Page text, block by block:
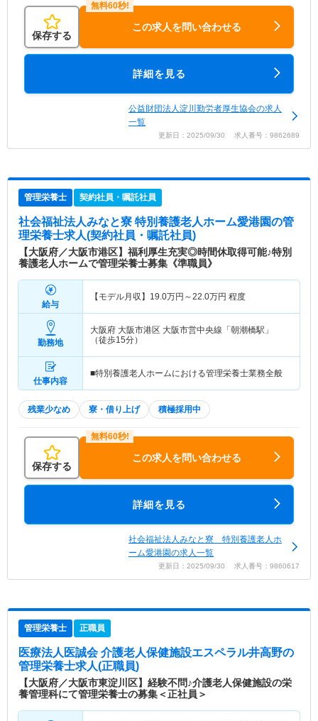
保存する
この求人を問い合わせる
詳細を見る
公益財団法人淀川勤労者厚生協会の求人
一覧
更新日：2025/09/30 求人番号：9862689
管理栄養士 契約社員・嘱託社員
社会福祉法人みなと寮 特別養護老人ホーム愛港園の管
理栄養士求人(契約社員・嘱託社員)
【大阪府／大阪市港区】福利厚生充実◎時間休取得可能♪特別
養護老人ホームで管理栄養士募集《準職員》
給与
【モデル月収】 19.0万円～22.0万円 程度
勤務地
大阪府 大阪市港区 大阪市営中央線「朝潮橋駅」
（徒歩15分）
仕事内容
■特別養護老人ホームにおける管理栄養士業務全般
残業少なめ 寮・借り上げ 積極採用中
保存する
この求人を問い合わせる
詳細を見る
社会福祉法人みなと寮 特別養護老人ホ
ーム愛港園の求人一覧
更新日：2025/09/30 求人番号：9860617
管理栄養士 正職員
医療法人医誠会 介護老人保健施設エスペラル井高野の
管理栄養士求人(正職員)
【大阪府／大阪市東淀川区】経験不問♪介護老人保健施設の栄
養管理科にて管理栄養士の募集＜正社員＞